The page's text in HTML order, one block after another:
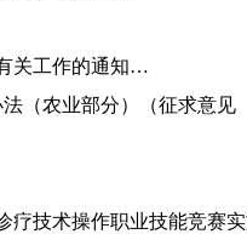
关工作的通知…
（农业部分）（征求意见
疗技术操作职业技能竞赛